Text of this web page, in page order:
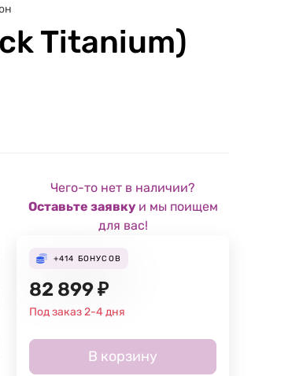
Titanium)
Чего-то нет в наличии?
Оставьте заявкуи мы поищем
для вас!
+414 БОНУСОВ
82 899₽
Под заказ 2-4 дня
В корзину